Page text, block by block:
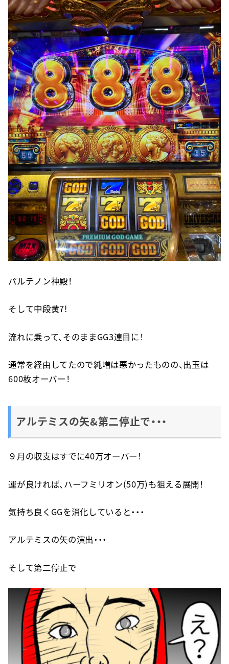
パルテノン神殿！
そして中段黄7!
流れに乗って、そのままGG3連目に！
通常を経由してたので純増は悪かったものの、出玉は
600枚オーバー！
アルテミスの矢&第二停止で・・・
９月の収支はすでに40万オーバー！
運が良ければ、ハーフミリオン(50万)も狙える展開！
気持ち良くGGを消化していると・・・
アルテミスの矢の演出・・・
そして第二停止で